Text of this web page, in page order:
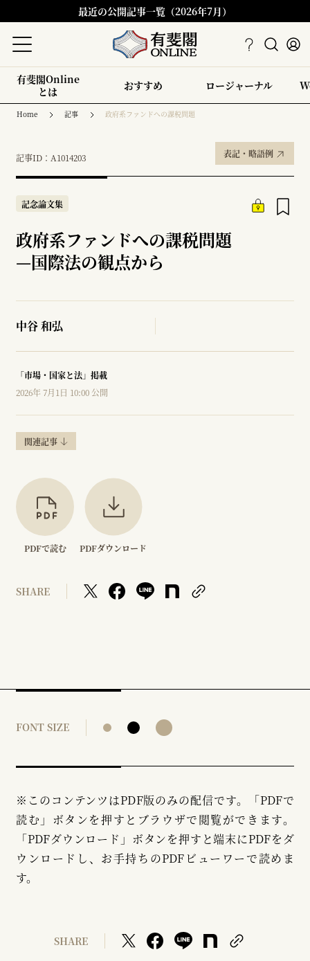
最近の公開記事一覧（2026年7月）
有斐閣Online
とは
おすすめ ロージャーナル
Home 記事 政府系ファンドへの課税問題
記事ID：A1014203 表記・略語例
記念論文集
政府系ファンドへの課税問題
—国際法の観点から
中谷 和弘
「市場・国家と法」掲載
2026年 7月1日 10:00 公開
関連記事
PDFで読む PDFダウンロード
SHARE
FONT SIZE
※このコンテンツはPDF版のみの配信です。「PDFで
読む」ボタンを押すとブラウザで閲覧ができます。
「PDFダウンロード」ボタンを押すと端末にPDFをダ
ウンロードし、お手持ちのPDFビューワーで読めま
す。
SHARE